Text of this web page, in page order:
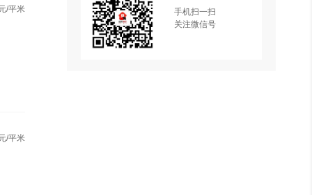
/平米
/平米
手机扫一扫
关注微信号